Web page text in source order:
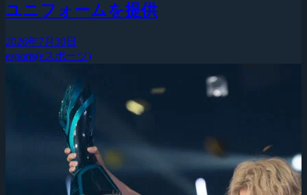
ユニフォームを提供
2026年7月30日
esports(eスポーツ)